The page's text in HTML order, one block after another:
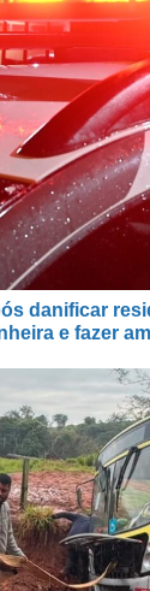
danificar
e fazer